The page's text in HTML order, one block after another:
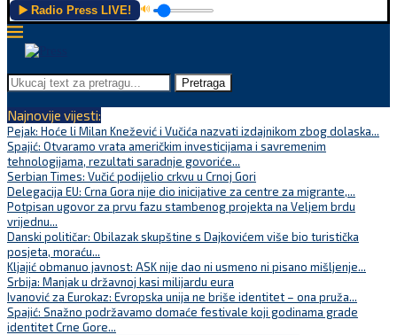
▶️ Radio Press LIVE! 🔊
Pretraga
Najnovije vijesti:
Pejak: Hoće li Milan Knežević i Vučića nazvati izdajnikom zbog dolaska...
Spajić: Otvaramo vrata američkim investicijama i savremenim
tehnologijama, rezultati saradnje govoriće...
Serbian Times: Vučić podijelio crkvu u Crnoj Gori
Delegacija EU: Crna Gora nije dio inicijative za centre za migrante,...
Potpisan ugovor za prvu fazu stambenog projekta na Veljem brdu
vrijednu...
Danski političar: Obilazak skupštine s Dajkovićem više bio turistička
posjeta, moraću...
Kljajić obmanuo javnost: ASK nije dao ni usmeno ni pisano mišljenje...
Srbija: Manjak u državnoj kasi milijardu eura
Ivanović za Eurokaz: Evropska unija ne briše identitet – ona pruža...
Spajić: Snažno podržavamo domaće festivale koji godinama grade
identitet Crne Gore...